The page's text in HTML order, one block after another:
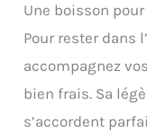
Une boisson
Pour rester dans
accompagnez
bien frais. Sa
s’accordent